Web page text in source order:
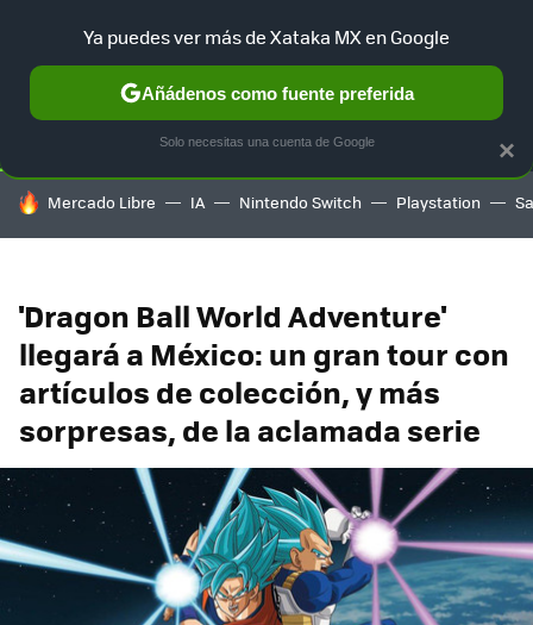
SELECCIÓN GAMING HOME AUTO TERRITORIO
HOY SE HABLA DE
Mercado Libre IA Nintendo Switch Playstation
'Dragon Ball World Adventure'
llegará a México: un gran tour con
artículos de colección, y más
sorpresas, de la aclamada serie
×
Ya puedes ver más de Xataka MX en Google
Añádenos como fuente preferida
Solo necesitas una cuenta de Google